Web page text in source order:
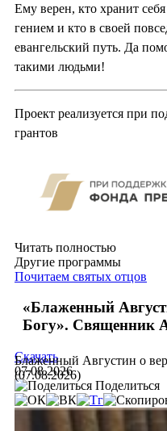
Ему верен, кто хранит
гением и кто в своей
евангельский путь. Да
такими людьми!
Проект реализуется при
грантов
Читать полностью
Другие программы
Почитаем святых отцов
«Блаженный
Богу». Священник
Блаженный Августин о
(07.08.2026)
Скачать
07.08.2026
Поделиться